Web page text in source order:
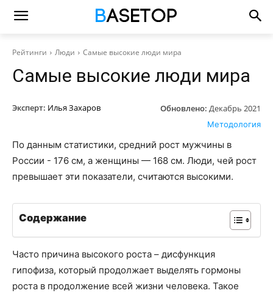
Рейтинги Люди Самые высокие люди мира
Самые высокие люди мира
Эксперт: Илья Захаров Обновлено: Декабрь 2021
Методология
По данным статистики, средний рост мужчины в
России - 176 см, а женщины — 168 см. Люди, чей рост
превышает эти показатели, считаются высокими.
Содержание
Часто причина высокого роста – дисфункция
гипофиза, который продолжает выделять гормоны
роста в продолжение всей жизни человека. Такое